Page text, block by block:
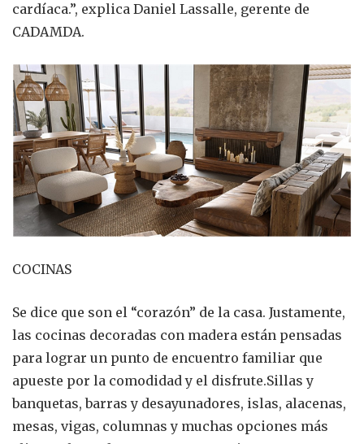
cardíaca.”, explica Daniel Lassalle, gerente de
CADAMDA.
COCINAS
Se dice que son el “corazón” de la casa. Justamente,
las cocinas decoradas con madera están pensadas
para lograr un punto de encuentro familiar que
apueste por la comodidad y el disfrute.Sillas y
banquetas, barras y desayunadores, islas, alacenas,
mesas, vigas, columnas y muchas opciones más